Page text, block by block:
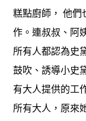
糕點廚師， 他們
作。連叔叔、阿
所有人都認為史
鼓吹、誘導小史
有大人提供的工
所有大人，原來